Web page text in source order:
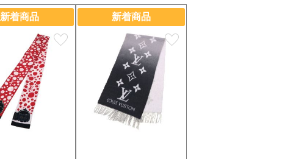
新着商品
favorite
新着商品
favorite